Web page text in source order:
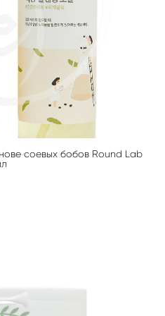
соевых бобов Round Lab